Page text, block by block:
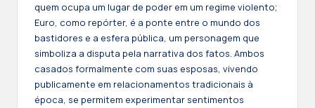
quem ocupa um lugar de poder em um regime violento;
Euro, como repórter, é a ponte entre o mundo dos
bastidores e a esfera pública, um personagem que
simboliza a disputa pela narrativa dos fatos. Ambos
casados formalmente com suas esposas, vivendo
publicamente em relacionamentos tradicionais à
época, se permitem experimentar sentimentos